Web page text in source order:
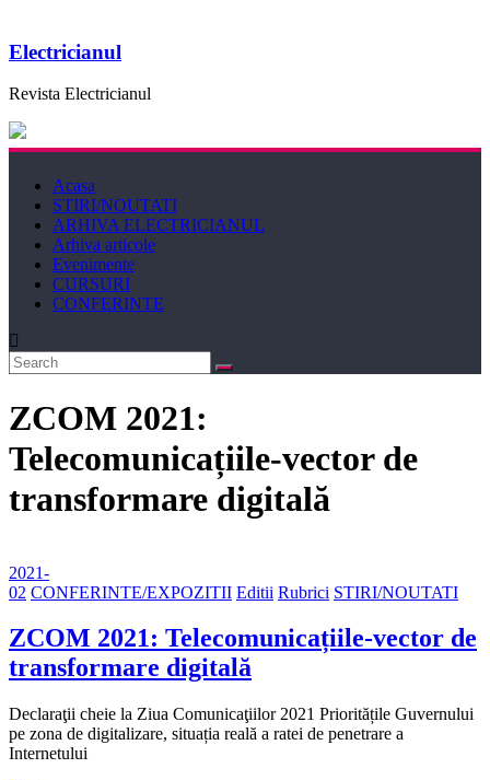
Electricianul
Revista Electricianul
Acasa
STIRI/NOUTATI
ARHIVA ELECTRICIANUL
Arhiva articole
Evenimente
CURSURI
CONFERINTE
ZCOM 2021:
Telecomunicațiile-vector de
transformare digitală
2021-
02 CONFERINTE/EXPOZITII Editii Rubrici STIRI/NOUTATI
ZCOM 2021: Telecomunicațiile-vector de
transformare digitală
Declaraţii cheie la Ziua Comunicaţiilor 2021 Prioritățile Guvernului
pe zona de digitalizare, situația reală a ratei de penetrare a
Internetului